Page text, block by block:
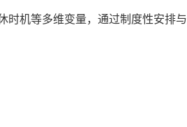
时机等多维变量，通过制度性安排与